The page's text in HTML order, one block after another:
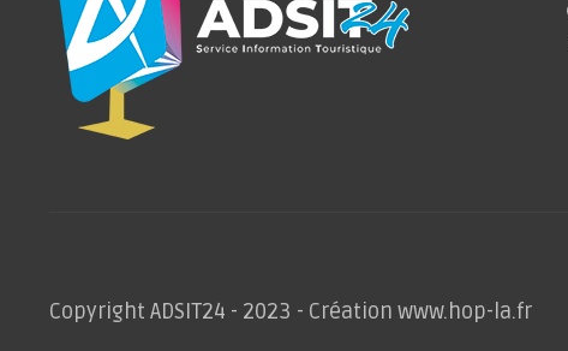
Copyright ADSIT24 - 2023 - Création www.hop-la.fr